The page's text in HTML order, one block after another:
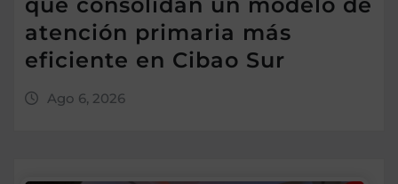
atención primaria más
eficiente en Cibao Sur
Ago 6, 2026